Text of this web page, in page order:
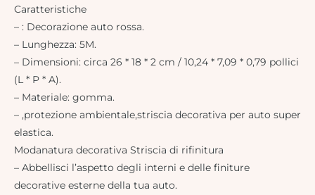
Caratteristiche
– : Decorazione auto rossa.
– Lunghezza: 5M.
– Dimensioni: circa 26 * 18 * 2 cm / 10,24 * 7,09 * 0,79 pollici
(L * P * A).
– Materiale: gomma.
– ,protezione ambientale,striscia decorativa per auto super
elastica.
Modanatura decorativa Striscia di rifinitura
– Abbellisci l’aspetto degli interni e delle finiture
decorative esterne della tua auto.